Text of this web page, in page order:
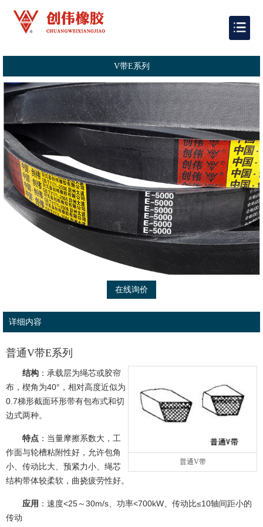
V带E系列
在线询价
详细内容
普通V带E系列
普通V带
结构 ：承载层为绳芯或胶帘
布，楔角为40°，相对高度近似为
0.7梯形截面环形带有包布式和切
边式两种。
特点 ：当量摩擦系数大，工
作面与轮槽粘附性好，允许包角
小、传动比大、预紧力小、绳芯
结构带体较柔软，曲挠疲劳性好。
应用 ：速度<25～30m/s、功率<700kW、传动比≤10轴间距小的
传动